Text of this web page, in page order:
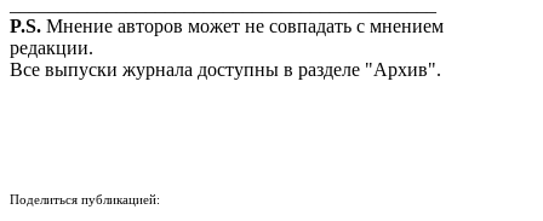
P.S. Мнение авторов может не совпадать с мнением
редакции.
Все выпуски журнала доступны в разделе "Архив".
Поделиться публикацией: